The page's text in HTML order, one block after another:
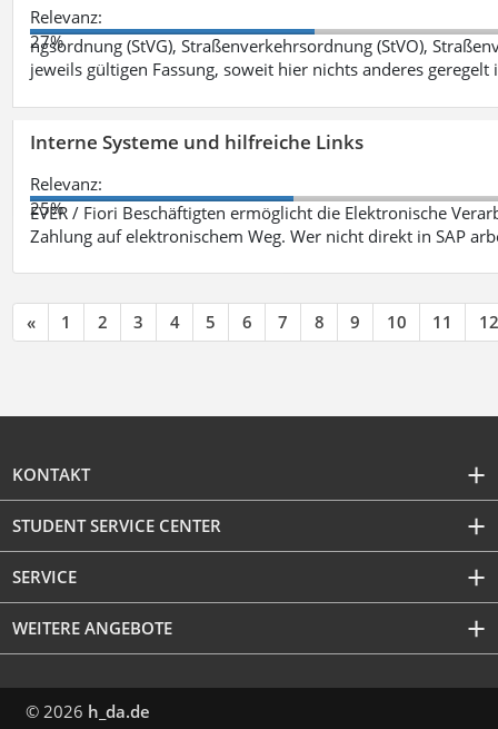
Relevanz:
27%
ngsordnung (StVG), Straßenverkehrsordnung (StVO),
jeweils gültigen Fassung, soweit hier nichts anderes geregelt
Interne Systeme und hilfreiche Links
Relevanz:
25%
EVER / Fiori Beschäftigten ermöglicht die Elektronische
Zahlung auf elektronischem Weg. Wer nicht direkt in SAP
« 1 2 3 4 5 6 7 8 9 10 11 12
KONTAKT
STUDENT SERVICE CENTER
SERVICE
WEITERE ANGEBOTE
© 2026 h_da.de